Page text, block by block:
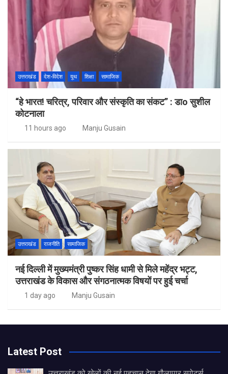
उत्तराखंड देश-विदेश यूथ शिक्षा सामाजिक
“हे भारत! चरित्र, परिवार और संस्कृति का संकट” : डाo सुशील
कोटनाला
11 hours ago Manju Gusain
उत्तराखंड राजनीति सामाजिक
नई दिल्ली में मुख्यमंत्री पुष्कर सिंह धामी से मिले महेंद्र भट्ट,
उत्तराखंड के विकास और संगठनात्मक विषयों पर हुई चर्चा
1 day ago Manju Gusain
Latest Post